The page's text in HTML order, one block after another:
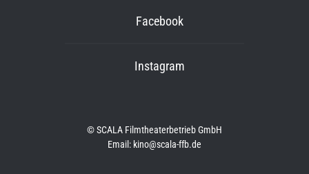
Facebook
Instagram
© SCALA Filmtheaterbetrieb GmbH
Email: kino@scala-ffb.de